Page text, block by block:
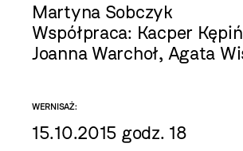
Martyna Sobczyk
Współpraca: Kacper
Joanna Warchoł, Agata
WERNISAŻ:
15.10.2015 godz. 18